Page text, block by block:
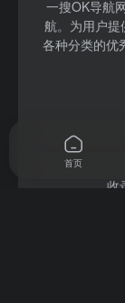
一搜OK导航
航。为用户
各种分类的优
收
首页